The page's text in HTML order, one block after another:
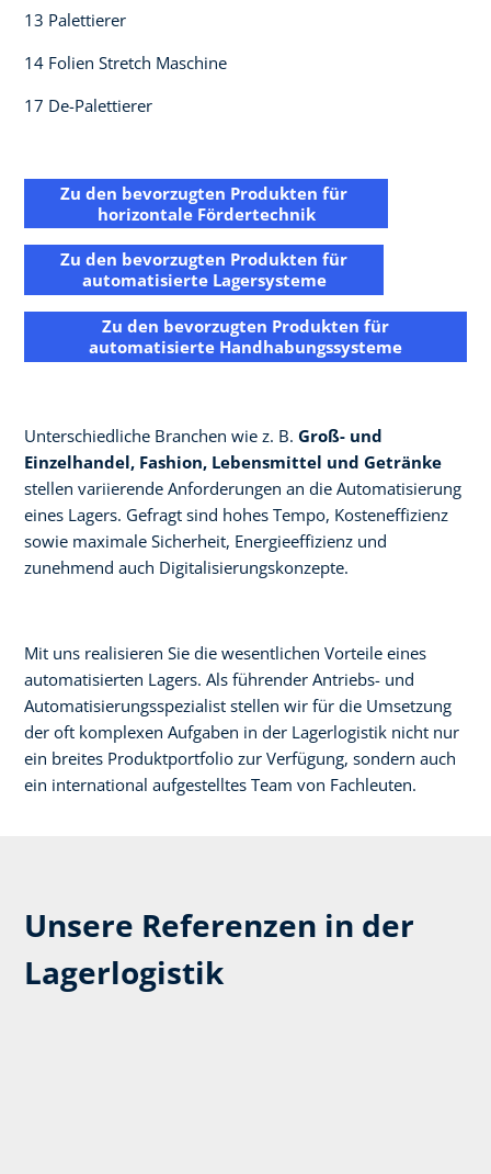
13 Palettierer​
14 Folien Stretch Maschine ​
17 De-Palettierer
Zu den bevorzugten Produkten für ​
horizontale Fördertechnik
Zu den bevorzugten Produkten für
automatisierte Lagersysteme
Zu den bevorzugten Produkten für
automatisierte Handhabungssysteme
Unterschiedliche Branchen wie z. B. Groß- und
Einzelhandel, Fashion, Lebensmittel und Getränke
stellen variierende Anforderungen an die Automatisierung
eines Lagers. Gefragt sind hohes Tempo, Kosteneffizienz
sowie maximale Sicherheit, Energieeffizienz und
zunehmend auch Digitalisierungskonzepte.​
Mit uns realisieren Sie die wesentlichen Vorteile eines
automatisierten Lagers. Als führender Antriebs- und
Automatisierungsspezialist stellen wir für die Umsetzung
der oft komplexen Aufgaben in der Lagerlogistik nicht nur
ein breites Produktportfolio zur Verfügung, sondern auch
ein international aufgestelltes Team von Fachleuten. ​
Unsere Referenzen in der
Lagerlogistik​